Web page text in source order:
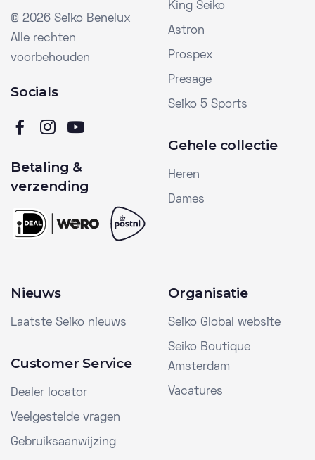
© 2026 Seiko Benelux
Alle rechten
voorbehouden
Socials
Betaling &
verzending
King Seiko
Astron
Prospex
Presage
Seiko 5 Sports
Gehele collectie
Heren
Dames
Nieuws
Laatste Seiko nieuws
Customer Service
Dealer locator
Veelgestelde vragen
Gebruiksaanwijzing
Organisatie
Seiko Global website
Seiko Boutique
Amsterdam
Vacatures